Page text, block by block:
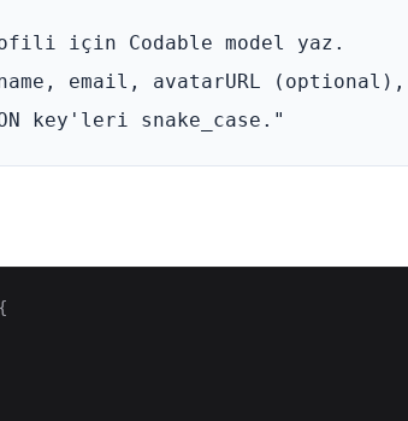
için Codable model yaz.
email, avatarURL (optional),
{